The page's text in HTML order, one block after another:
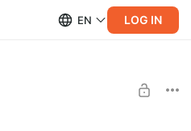
EN LOG IN